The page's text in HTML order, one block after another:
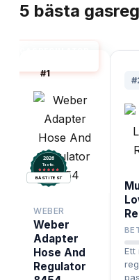
5 bästa
#1
2026
Testix.
BÄST I TEST
WEBER
Weber
Adapter
Hose And
Regulator
#
Ett